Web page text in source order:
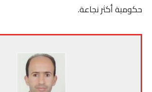
حكومية أكثر نجاعة.